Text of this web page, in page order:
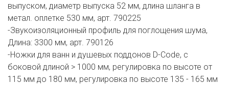
выпуском, диаметр выпуска 52 мм, длина шланга в
метал. оплетке 530 мм, арт. 790225
-Звукоизоляционный профиль для поглощения шума,
Длина: 3300 мм, арт. 790126
-Ножки для ванн и душевых поддонов D-Code, с
боковой длиной > 1000 мм, регулировка по высоте от
115 мм до 180 мм, регулировка по высоте 135 - 165 мм